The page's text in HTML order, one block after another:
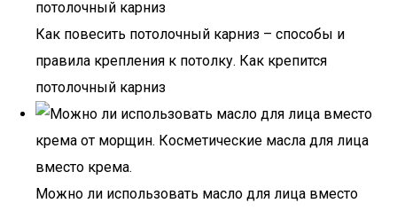
Как повесить потолочный карниз – способы и
правила крепления к потолку. Как крепится
потолочный карниз
Можно ли использовать масло для лица вместо